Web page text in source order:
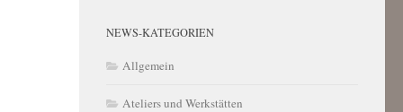
NEWS-KATEGORIEN
Allgemein
Ateliers und Werkstätten